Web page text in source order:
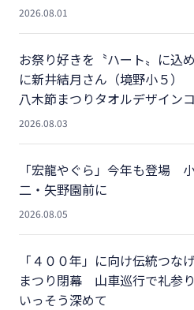
2026.08.01
お祭り好きを〝ハート〟に込
に新井結月さん（境野小５
八木節まつりタオルデザイン
2026.08.03
「宏龍やぐら」今年も登場
二・矢野園前に
2026.08.05
「４００年」に向け伝統つ
まつり閉幕 山車巡行で礼参
いっそう深めて